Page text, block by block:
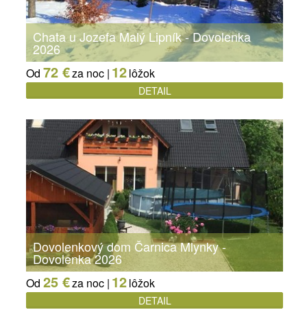
Chata u Jozefa Malý Lipník - Dovolenka
2026
Od 72 €za noc | 12lôžok
DETAIL
Dovolenkový dom Čarnica Mlynky -
Dovolenka 2026
Od 25 €za noc | 12lôžok
DETAIL